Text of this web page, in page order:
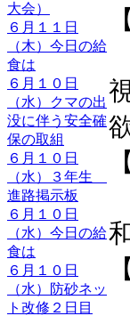
大会）
６月１１日
（木）今日の給
食は
６月１０日
（水）クマの出
没に伴う安全確
保の取組
６月１０日
（水）３年生
進路掲示板
６月１０日
（水）今日の給
食は
６月１０日
（水）防砂ネッ
ト改修２日目